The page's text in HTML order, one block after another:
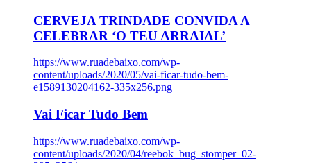
CERVEJA TRINDADE CONVIDA A
CELEBRAR ‘O TEU ARRAIAL’
https://www.ruadebaixo.com/wp-
content/uploads/2020/05/vai-ficar-tudo-bem-
e1589130204162-335x256.png
Vai Ficar Tudo Bem
https://www.ruadebaixo.com/wp-
content/uploads/2020/04/reebok_bug_stomper_02-